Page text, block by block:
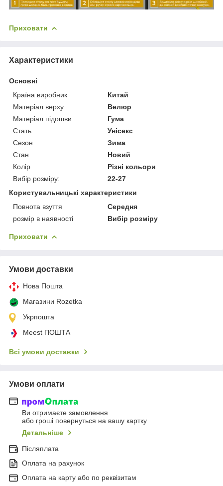
Приховати
Характеристики
Основні
Країна виробник
Китай
Матеріал верху
Велюр
Матеріал підошви
Гума
Стать
Унісекс
Сезон
Зима
Стан
Новий
Колір
Різні кольори
Вибір розміру:
22-27
Користувальницькі характеристики
Повнота взуття
Середня
розмір в наявності
Вибір розміру
Приховати
Умови доставки
Нова Пошта
Магазини Rozetka
Укрпошта
Meest ПОШТА
Всі умови доставки
Умови оплати
Ви отримаєте замовлення
або гроші повернуться на вашу картку
Детальніше
Післяплата
Оплата на рахунок
Оплата на карту або по реквізитам